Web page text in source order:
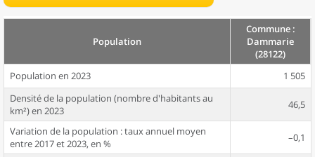
Population
Commune :
Dammarie
(28122)
Population en 2023
1 505
Densité de la population (nombre d'habitants au
km²) en 2023
46,5
Variation de la population : taux annuel moyen
entre 2017 et 2023, en %
–0,1